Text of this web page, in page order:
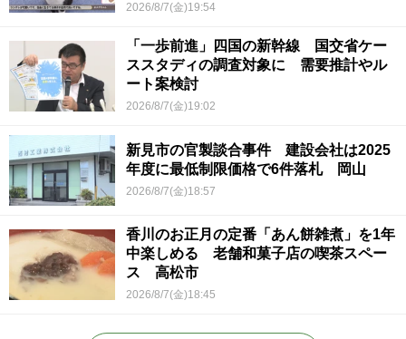
2026/8/7(金)19:54
「一歩前進」四国の新幹線 国交省ケー
ススタディの調査対象に 需要推計やル
ート案検討
2026/8/7(金)19:02
新見市の官製談合事件 建設会社は2025
年度に最低制限価格で6件落札 岡山
2026/8/7(金)18:57
香川のお正月の定番「あん餅雑煮」を1年
中楽しめる 老舗和菓子店の喫茶スペー
ス 高松市
2026/8/7(金)18:45